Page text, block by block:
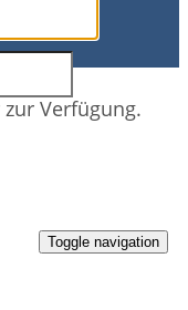
Toggle navigation
Verfügung.